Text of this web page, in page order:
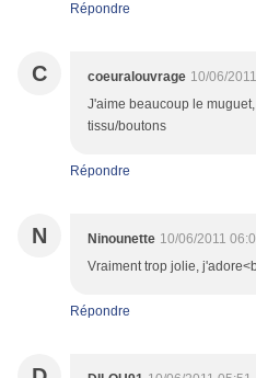
Répondre
C coeuralouvrage 10/06/
J'aime beaucoup le
tissu/boutons
Répondre
N Ninounette 10/06/2011
Vraiment trop jolie,
Répondre